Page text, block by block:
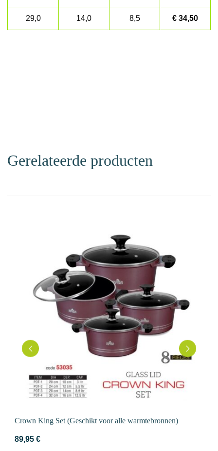
29,0 14,0 8,5 € 34,50
Gerelateerde producten
Crown King Set (Geschikt voor alle warmtebronnen)
89,95 €